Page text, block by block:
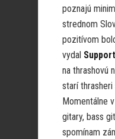
poznajú
strednom
pozitívom
vydal
na thrashovú
starí
Momentálne
gitary, bass
spomínam